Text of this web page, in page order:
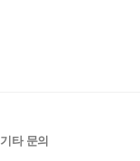
기타 문의